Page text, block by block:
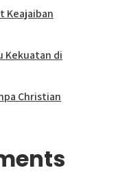
Keajaiban
Kekuatan di
Christian